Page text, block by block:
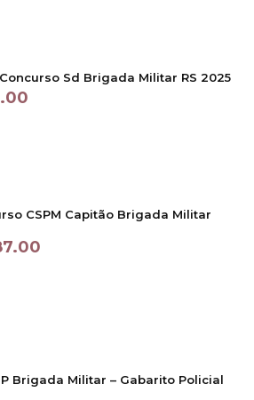
Concurso Sd Brigada Militar RS 2025
CSPM Capitão Brigada Militar
Brigada Militar – Gabarito Policial